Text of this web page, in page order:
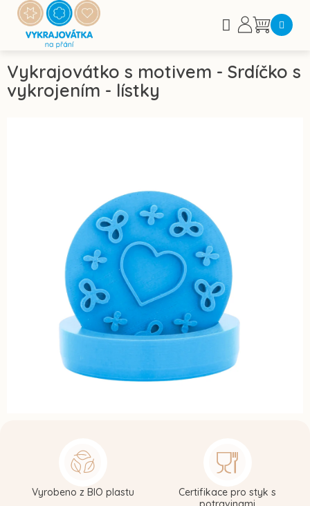
Přejít
obsah
Nákupní
Vykrajovátko s motivem - Srdíčko s
vykrojením - lístky
Vyrobeno z BIO plastu
Certifikace pro styk s